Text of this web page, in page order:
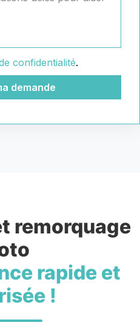
confidentialité.
demande
remorquage
rapide et
!